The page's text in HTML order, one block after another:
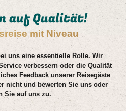
auf Qualität!
mit Niveau
uns eine essentielle Rolle. Wir
verbessern oder die Qualität
Feedback unserer Reisegäste
nicht und bewerten Sie uns oder
Sie auf uns zu.